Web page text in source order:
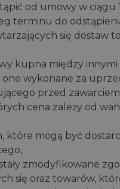
od umowy w
terminu do
się dostaw
kupna między
one wykonane za
przed
cena zależy od
które mogą być
zmodyfikowane
się oraz towarów,